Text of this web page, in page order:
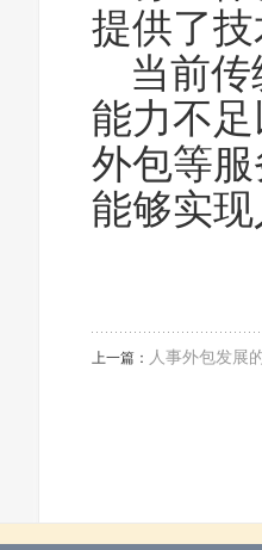
提供了
当前
能力不
外包等
能够实
上一篇： 人事外包发展